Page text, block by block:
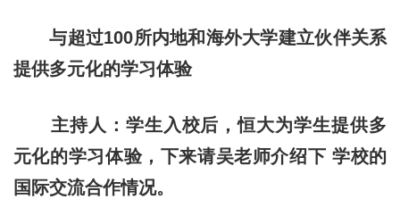
与超过100所内地和海外大学建立伙伴关系
提供多元化的学习体验
主持人：学生入校后，恒大为学生提供多
元化的学习体验，下来请吴老师介绍下 学校的
国际交流合作情况。